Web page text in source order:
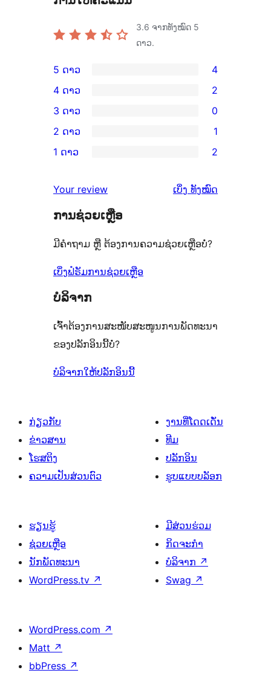
3.6 ຈາກທັງໝົດ 5
ດາວ.
ການ
ວິຈານ
5
ດາວ
ຈຳນວນ
ລາຍການ
5 ດາວ 4
ວິຈານ
4
ດາວ
2
ລາຍການ
4 ດາວ 2
ການ
ວິຈານ
3
ຈຳນວນ
0
3 ດາວ 0
ວິຈານ
ດາວ
ຈຳນວນ
ລາຍການ
2 ດາວ 1
1
ດາວ
2
ລາຍການ
1 ດາວ 2
Your review ເບິ່ງ ຄຳ
ທັງໝົດ
ການຊ່ວຍເຫຼືອ
ມີຄຳຖາມ ຫຼື ຕ້ອງການຄວາມຊ່ວຍເຫຼືອບໍ່?
ເບິ່ງຟໍຣັມການຊ່ວຍເຫຼືອ
ບໍລິຈາກ
ເຈົ້າຕ້ອງການສະໜັບສະໜູນການພັດທະນາ
ຂອງປລັກອິນນີ້ບໍ່?
ບໍລິຈາກໃຫ້ປລັກອິນນີ້
ກ່ຽວກັບ
ຂ່າວສານ
ໂຮສຕິງ
ຄວາມເປັນສ່ວນຕົວ
ງານທີ່ໂດດເດັ່ນ
ທີມ
ປລັກອິນ
ຮູບແບບບລັອກ
ຮຽນຮູ້
ຊ່ວຍເຫຼືອ
ນັກພັດທະນາ
WordPress.tv ↗
ມີສ່ວນຮ່ວມ
ກິດຈະກຳ
ບໍລິຈາກ ↗
Swag ↗
WordPress.com ↗
Matt ↗
bbPress ↗